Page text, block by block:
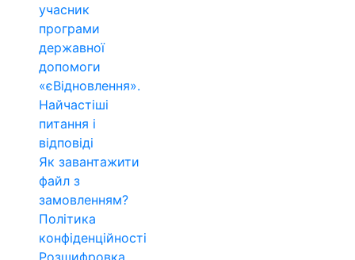
учасник
програми
державної
допомоги
«єВідновлення».
Найчастіші
питання і
відповіді
Як завантажити
файл з
замовленням?
Політика
конфіденційності
Розшифровка